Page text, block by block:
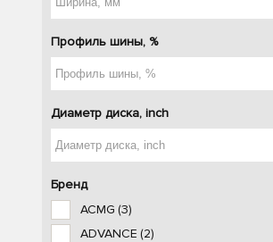
Профиль шины, %
Диаметр диска, inch
Бренд
ACMG (3)
ADVANCE (2)